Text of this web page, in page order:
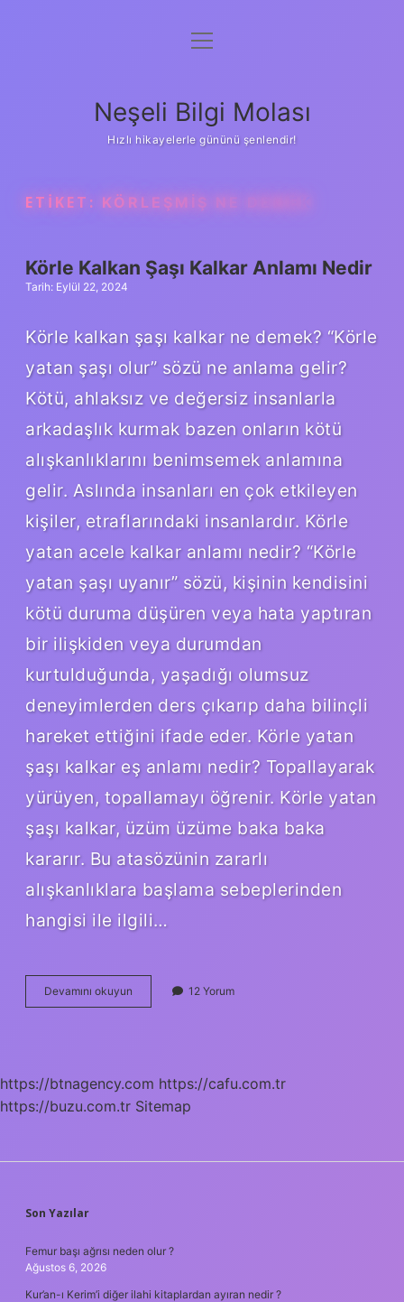
Anasayfa
Yasal Uyarı
menüyü
Neşeli Bilgi Molası
Hızlı hikayelerle gününü şenlendir!
ETIKET: KÖRLEŞMIŞ NE DEMEK
Körle Kalkan Şaşı Kalkar Anlamı Nedir
Tarih: Eylül 22, 2024
Körle kalkan şaşı kalkar ne demek? “Körle
yatan şaşı olur” sözü ne anlama gelir?
Kötü, ahlaksız ve değersiz insanlarla
arkadaşlık kurmak bazen onların kötü
alışkanlıklarını benimsemek anlamına
gelir. Aslında insanları en çok etkileyen
kişiler, etraflarındaki insanlardır. Körle
yatan acele kalkar anlamı nedir? “Körle
yatan şaşı uyanır” sözü, kişinin kendisini
kötü duruma düşüren veya hata yaptıran
bir ilişkiden veya durumdan
kurtulduğunda, yaşadığı olumsuz
deneyimlerden ders çıkarıp daha bilinçli
hareket ettiğini ifade eder. Körle yatan
şaşı kalkar eş anlamı nedir? Topallayarak
yürüyen, topallamayı öğrenir. Körle yatan
şaşı kalkar, üzüm üzüme baka baka
kararır. Bu atasözünin zararlı
alışkanlıklara başlama sebeplerinden
hangisi ile ilgili…
Devamını okuyun
Kalkan
12 Yorum
https://btnagency.com https://cafu.com.tr
https://buzu.com.tr Sitemap
SIDEBAR
Son Yazılar
Femur başı ağrısı neden olur ?
Ağustos 6, 2026
Kur’an-ı Kerim’i diğer ilahi kitaplardan ayıran nedir ?